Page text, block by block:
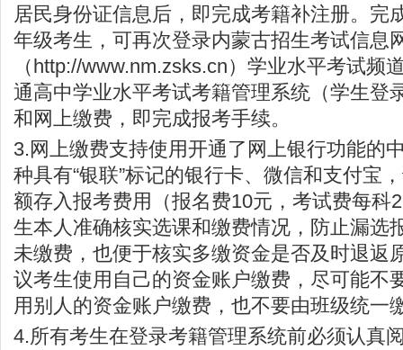
居民身份证信息后，即完成考籍补注册。完
年级考生，可再次登录内蒙古招生考试信息
（http://www.nm.zsks.cn）学业水平考试频
通高中学业水平考试考籍管理系统（学生登
和网上缴费，即完成报考手续。
3.网上缴费支持使用开通了网上银行功能的
种具有“银联”标记的银行卡、微信和支付宝
额存入报考费用（报名费10元，考试费每科
生本人准确核实选课和缴费情况，防止漏选
未缴费，也便于核实多缴资金是否及时退返
议考生使用自己的资金账户缴费，尽可能不
用别人的资金账户缴费，也不要由班级统一
4.所有考生在登录考籍管理系统前必须认真